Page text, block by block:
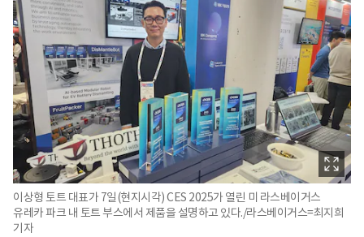
이상형 토트 대표가 7일(현지시각) CES 2025가 열린 미 라스베이거스
유레카 파크 내 토트 부스에서 제품을 설명하고 있다./라스베이거스=최지희
기자